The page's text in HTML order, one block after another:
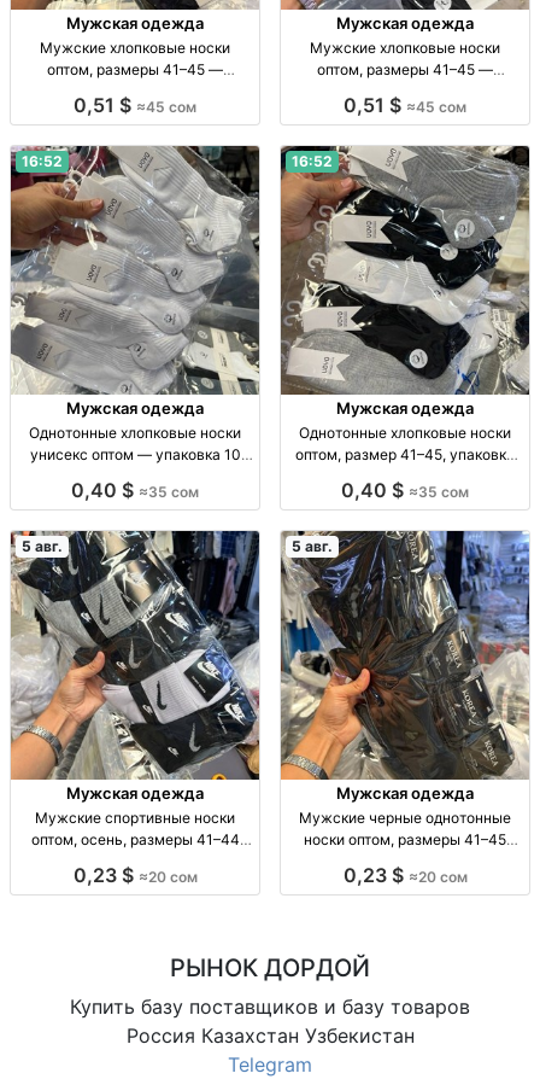
Мужская одежда
Мужские хлопковые носки
оптом, размеры 41–45 —
носки, р-р 41–45, уп. 10 шт., опт,
0,51 $ ≈45 сом
Мужская одежда
Мужские хлопковые носки
оптом, размеры 41–45 —
р-р 41–45, уп. 10 шт., опт.
0,51 $ ≈45 сом
16:52
Мужская одежда
Однотонные хлопковые носки
унисекс оптом — упаковка 10
однотонные, р-р универс., уп. 10
0,40 $ ≈35 сом
16:52
Мужская одежда
Однотонные хлопковые носки
оптом, размер 41–45, упаковка
45, уп. 10 шт., опт.
0,40 $ ≈35 сом
5 авг.
Мужская одежда
Мужские спортивные носки
оптом, осень, размеры 41–44
44, уп. 10 шт., опт.
0,23 $ ≈20 сом
5 авг.
Мужская одежда
Мужские черные однотонные
носки оптом, размеры 41–45
41–45, уп. 10 пар, опт.
0,23 $ ≈20 сом
РЫНОК ДОРДОЙ
Купить базу поставщиков и базу товаров
Россия Казахстан Узбекистан
Telegram